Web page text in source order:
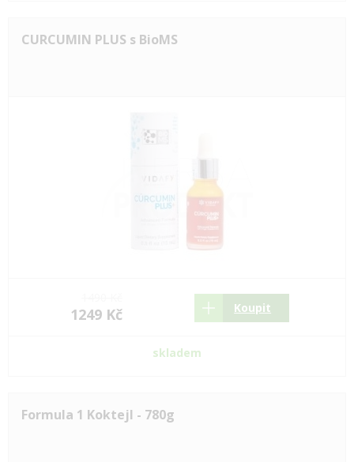
CURCUMIN PLUS s BioMS
1249 Kč Koupit
skladem
Formula 1 Koktejl - 780g